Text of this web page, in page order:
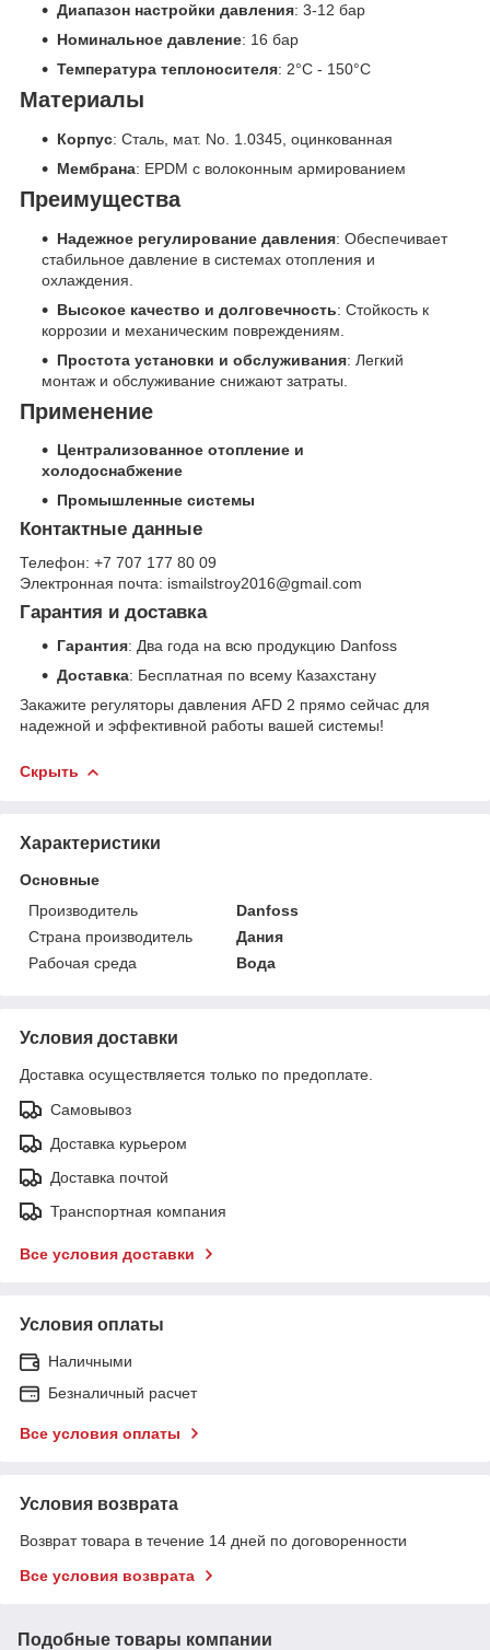
Диапазон настройки давления: 3-12 бар
Номинальное давление: 16 бар
Температура теплоносителя: 2°C - 150°C
Материалы
Корпус: Сталь, мат. No. 1.0345, оцинкованная
Мембрана: EPDM с волоконным армированием
Преимущества
Надежное регулирование давления: Обеспечивает
стабильное давление в системах отопления и
охлаждения.
Высокое качество и долговечность: Стойкость к
коррозии и механическим повреждениям.
Простота установки и обслуживания: Легкий
монтаж и обслуживание снижают затраты.
Применение
Централизованное отопление и
холодоснабжение
Промышленные системы
Контактные данные
Телефон: +7 707 177 80 09
Электронная почта: ismailstroy2016@gmail.com
Гарантия и доставка
Гарантия: Два года на всю продукцию Danfoss
Доставка: Бесплатная по всему Казахстану
Закажите регуляторы давления AFD 2 прямо сейчас для
надежной и эффективной работы вашей системы!
Скрыть
Характеристики
Основные
Производитель
Danfoss
Страна производитель
Дания
Рабочая среда
Вода
Условия доставки
Доставка осуществляется только по предоплате.
Самовывоз
Доставка курьером
Доставка почтой
Транспортная компания
Все условия доставки
Условия оплаты
Наличными
Безналичный расчет
Все условия оплаты
Условия возврата
Возврат товара в течение 14 дней по договоренности
Все условия возврата
Подобные товары компании